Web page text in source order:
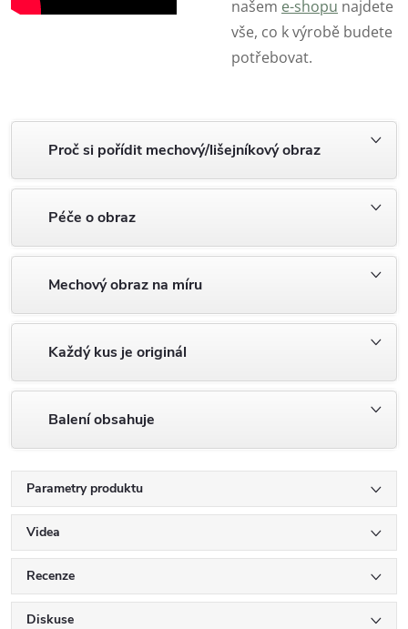
našem e-shopu najdete
vše, co k výrobě budete
potřebovat.
Proč si pořídit mechový/lišejníkový obraz
Péče o obraz
Mechový obraz na míru
Každý kus je originál
Balení obsahuje
Parametry produktu
Videa
Recenze
Diskuse